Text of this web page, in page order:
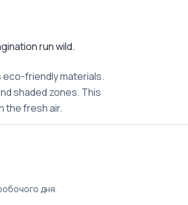
run wild.
friendly materials.
shaded zones. This
the fresh air.
дня.